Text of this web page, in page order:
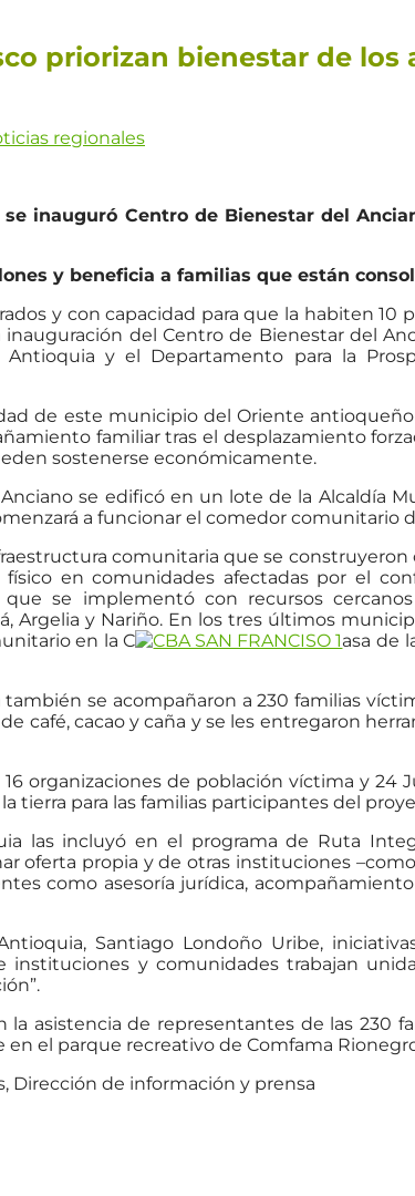
priorizan bienestar de los
regionales
inauguró Centro de Bienestar del
y beneficia a familias que están
y con capacidad para que la habiten 10
del Centro de Bienestar del
y el Departamento para la
de este municipio del Oriente
familiar tras el desplazamiento
sostenerse económicamente.
se edificó en un lote de la Alcaldía
a funcionar el comedor comunitario
comunitaria que se
físico en comunidades afectadas por el
que se implementó con recursos
Argelia y Nariño. En los tres últimos
en la C
asa de
se acompañaron a 230 familias
café, cacao y caña y se les entregaron
organizaciones de población víctima y 24
tierra para las familias participantes del
las incluyó en el programa de Ruta
oferta propia y de otras instituciones
como asesoría jurídica,
Santiago Londoño Uribe,
instituciones y comunidades trabajan
asistencia de representantes de las 230
el parque recreativo de Comfama
Dirección de información y prensa